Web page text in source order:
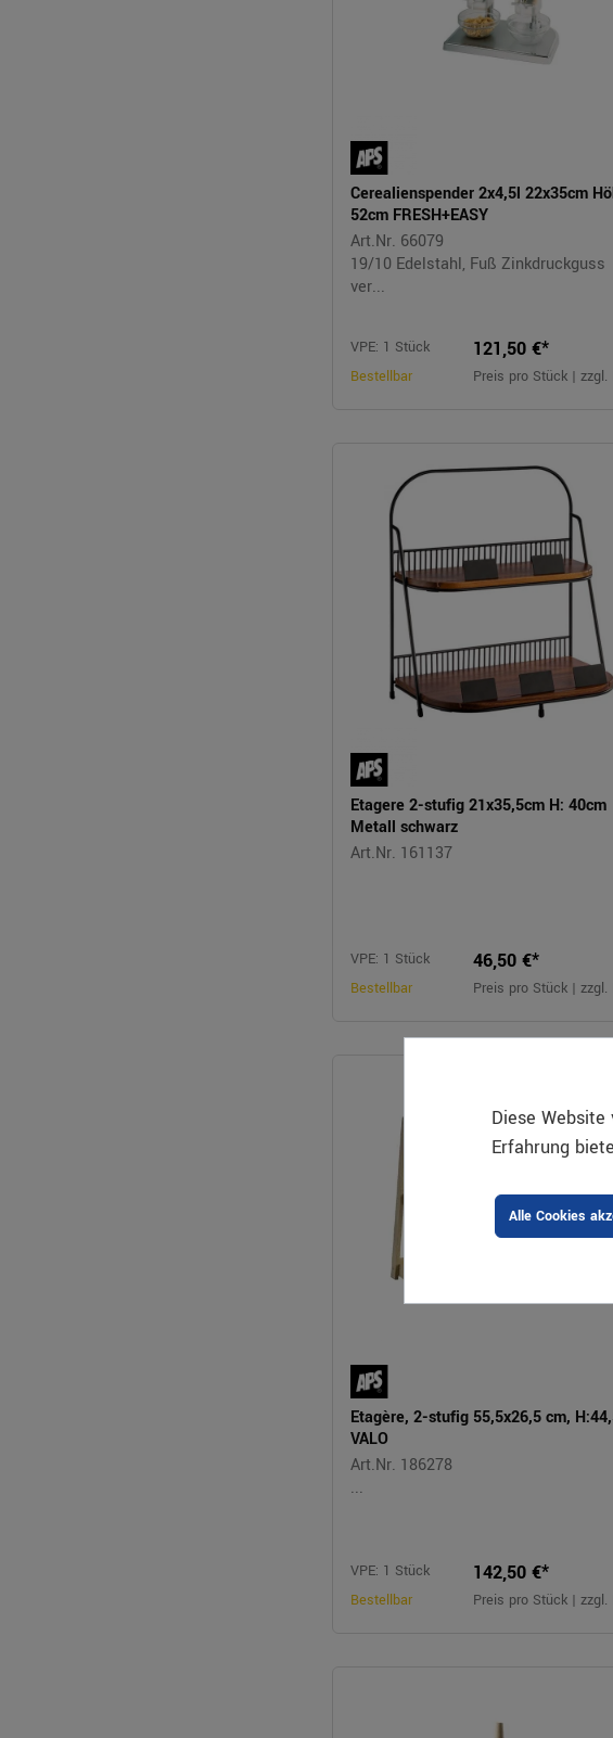
Cerealienspender 2x4,5l 22x35cm
52cm FRESH+EASY
Art.Nr. 66079
19/10 Edelstahl, Fuß Zinkdruckguss
ver...
VPE: 1 Stück
Bestellbar
121,50 €*
Preis pro Stück | zzgl.
Etagere 2-stufig 21x35,5cm H: 40cm
Metall schwarz
Art.Nr. 161137
VPE: 1 Stück
Bestellbar
46,50 €*
Preis pro Stück | zzgl.
Etagère, 2-stufig 55,5x26,5 cm,
VALO
Art.Nr. 186278
...
VPE: 1 Stück
Bestellbar
142,50 €*
Preis pro Stück | zzgl.
Diese
Erfahrung
Alle Cookies